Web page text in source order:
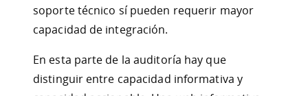
soporte técnico sí pueden requerir mayor
capacidad de integración.
En esta parte de la auditoría hay que
distinguir entre capacidad informativa y